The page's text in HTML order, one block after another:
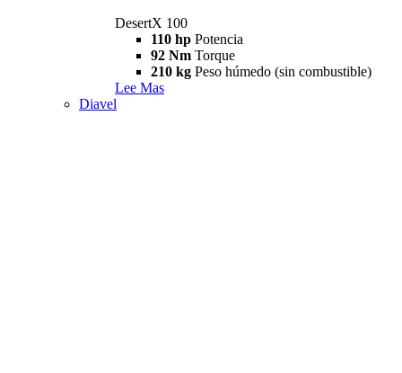
DesertX 100
110 hp Potencia
92 Nm Torque
210 kg Peso húmedo (sin combustible)
Lee Mas
Diavel